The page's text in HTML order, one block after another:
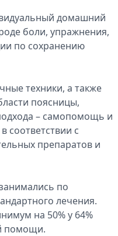
домашний
боли, упражнения,
по сохранению
техники, а также
поясницы,
– самопомощь и
соответствии с
препаратов и
по
лечения.
на 50% у 64%
помощи.